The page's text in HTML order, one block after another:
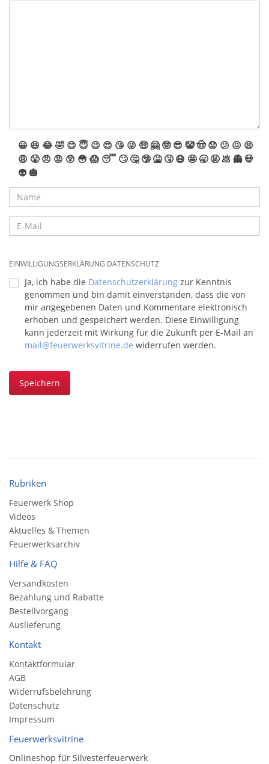
😀 😆 😂🤣 😊 😇 😉 😍 😘 😜 🤑 🤗 🤓 😎 🤡🤠 😟 😕 😖 😫
😩 😤 😠 😡 😲 😳 😱 😴 🙄 🤔 🤥 🤮 🤧 😷 🤩 🥱 🤬 💩 👻 💀
👽 🎃
EINWILLIGUNGSERKLÄRUNG DATENSCHUTZ
Ja, ich habe die Datenschutzerklärung zur Kenntnis
genommen und bin damit einverstanden, dass die von
mir angegebenen Daten und Kommentare elektronisch
erhoben und gespeichert werden. Diese Einwilligung
kann jederzeit mit Wirkung für die Zukunft per E-Mail an
mail@feuerwerksvitrine.de widerrufen werden.
Speichern
Rubriken
Feuerwerk Shop
Videos
Aktuelles & Themen
Feuerwerksarchiv
Hilfe & FAQ
Versandkosten
Bezahlung und Rabatte
Bestellvorgang
Auslieferung
Kontakt
Kontaktformular
AGB
Widerrufsbelehrung
Datenschutz
Impressum
Feuerwerksvitrine
Onlineshop für Silvesterfeuerwerk